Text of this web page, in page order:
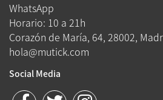
WhatsApp
Horario: 10 a 21h
Corazón de María, 64, 28002,
hola@mutick.com
Social Media